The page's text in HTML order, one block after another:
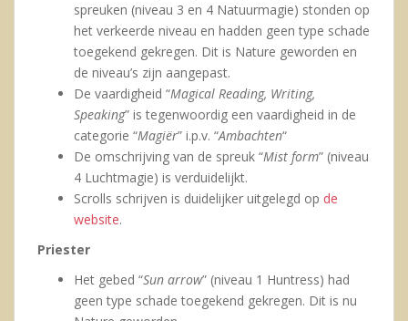
spreuken (niveau 3 en 4 Natuurmagie) stonden op
het verkeerde niveau en hadden geen type schade
toegekend gekregen. Dit is Nature geworden en
de niveau’s zijn aangepast.
De vaardigheid “Magical Reading, Writing,
Speaking” is tegenwoordig een vaardigheid in de
categorie “Magiër” i.p.v. “Ambachten“
De omschrijving van de spreuk “Mist form” (niveau
4 Luchtmagie) is verduidelijkt.
Scrolls schrijven is duidelijker uitgelegd op de
website.
Priester
Het gebed “Sun arrow” (niveau 1 Huntress) had
geen type schade toegekend gekregen. Dit is nu